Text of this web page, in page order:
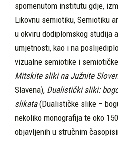
spomenutom institutu gdje,
Likovnu semiotiku, Semiotiku
u okviru dodiplomskog studija
umjetnosti, kao i na
vizualne semiotike i
Mitskite sliki na Južnite
Slavena), Dualistički sliki:
slikata(Dualističke slike –
nekoliko monografija te oko
objavljenih u stručnim